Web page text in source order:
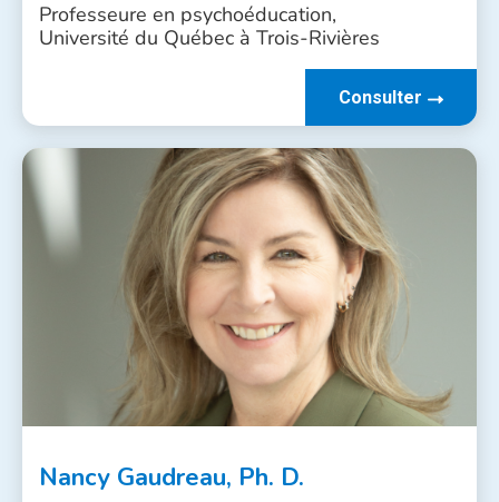
Professeure en psychoéducation,
Université du Québec à Trois-Rivières
Consulter
Nancy Gaudreau, Ph. D.